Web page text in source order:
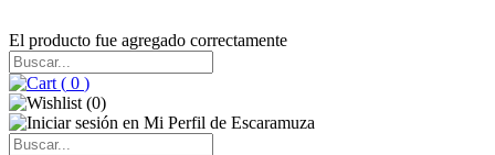
El producto fue agregado correctamente
( 0 )
(0)